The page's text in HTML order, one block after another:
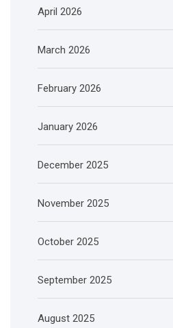
April 2026
March 2026
February 2026
January 2026
December 2025
November 2025
October 2025
September 2025
August 2025